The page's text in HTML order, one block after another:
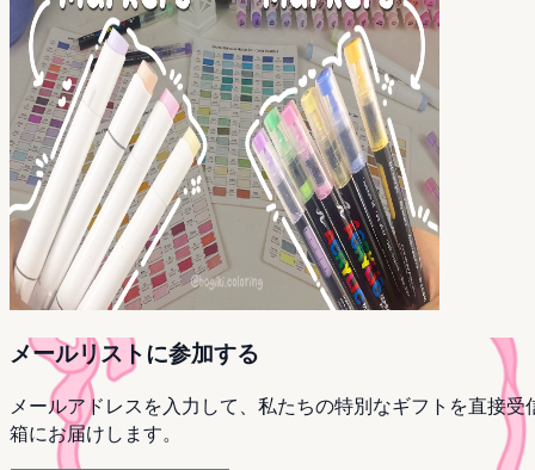
メールリストに参加する
メールアドレスを入力して、私たちの特別なギフトを直接受
箱にお届けします。